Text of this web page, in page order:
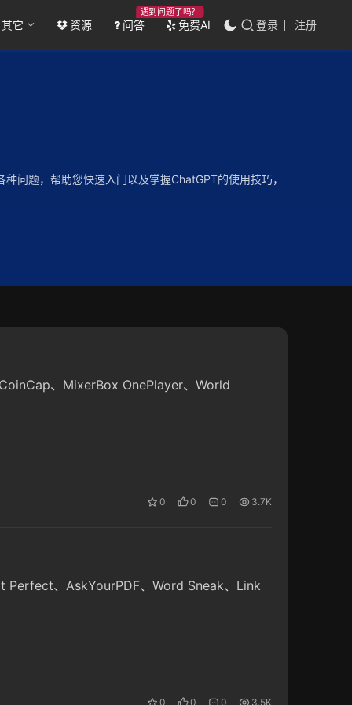
其它 资源 问答
遇到问题了吗？
免费AI 登录 注册
问题，帮助您快速入门以及掌握ChatGPT的使用技巧，
、MixerBox OnePlayer、World
0 0 0 3.7K
、AskYourPDF、Word Sneak、Link
0 0 0 3.5K